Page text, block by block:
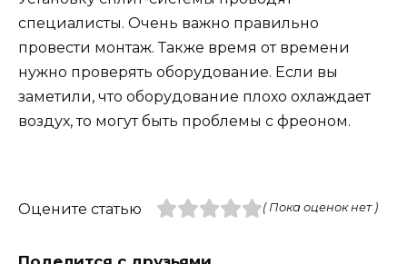
специалисты. Очень важно правильно
провести монтаж. Также время от времени
нужно проверять оборудование. Если вы
заметили, что оборудование плохо охлаждает
воздух, то могут быть проблемы с фреоном.
Оцените статью ( Пока оценок нет )